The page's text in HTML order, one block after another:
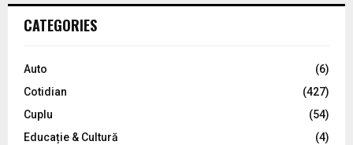
h
o
:
C
CATEGORIES
Auto
(6)
Cotidian
(427)
Cuplu
(54)
Educație & Cultură
(4)